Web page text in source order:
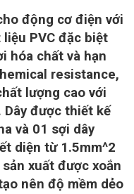
động cơ điện với
PVC đặc biệt
hóa chất và hạn
resistance,
lượng cao với
được thiết kế
và 01 sợi dây
diện từ 1.5mm^2
xuất được xoắn
nên độ mềm dẻo